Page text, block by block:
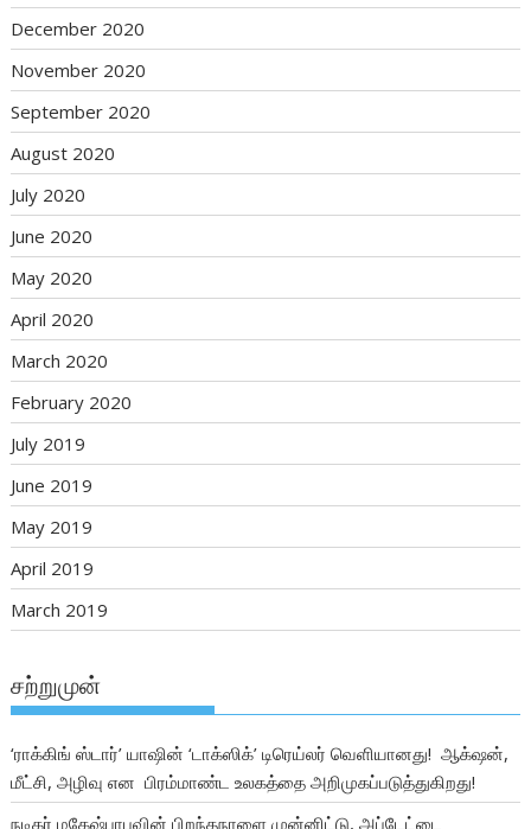
December 2020
November 2020
September 2020
August 2020
July 2020
June 2020
May 2020
April 2020
March 2020
February 2020
July 2019
June 2019
May 2019
April 2019
March 2019
சற்றுமுன்
‘ராக்கிங் ஸ்டார்’ யாஷின் ‘டாக்ஸிக்’ டிரெய்லர் வெளியானது! ஆக்‌ஷன்,
மீட்சி, அழிவு என பிரம்மாண்ட உலகத்தை அறிமுகப்படுத்துகிறது!
நடிகர் மகேஷ்பாபுவின் பிறந்தநாளை முன்னிட்டு, அப்டேட்டை